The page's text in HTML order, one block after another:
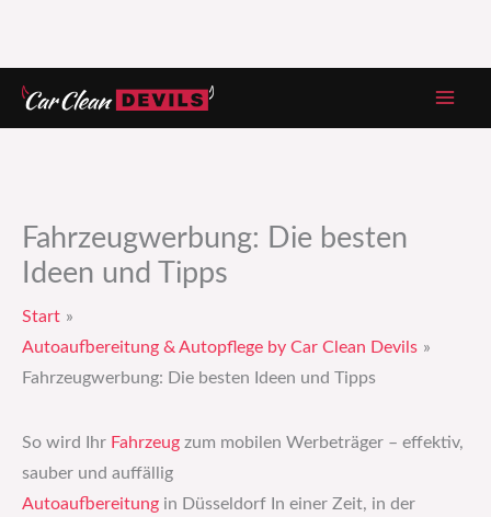
Zum
Inhalt
Fahrzeugwerbung: Die besten
Ideen und Tipps
Start
Autoaufbereitung & Autopflege by Car Clean Devils
Fahrzeugwerbung: Die besten Ideen und Tipps
So wird Ihr Fahrzeug zum mobilen Werbeträger – effektiv,
sauber und auffällig
Autoaufbereitung in Düsseldorf In einer Zeit, in der